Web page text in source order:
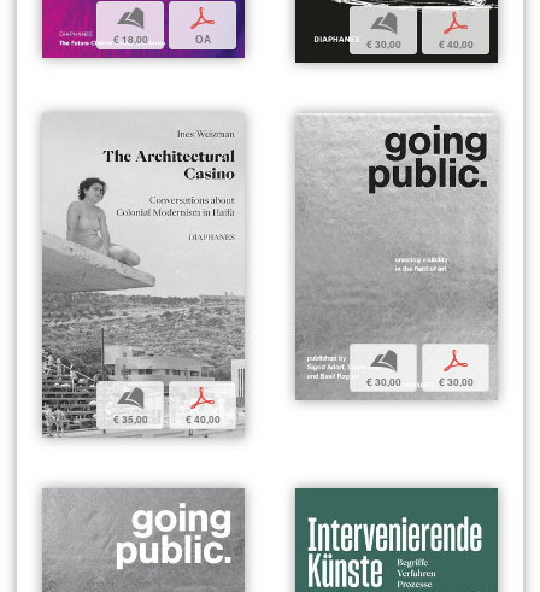
b
€ 18,00
p
OA
b
€ 30,00
p
€ 40,00
b
€ 35,00
p
€ 40,00
b
€ 30,00
p
€ 30,00